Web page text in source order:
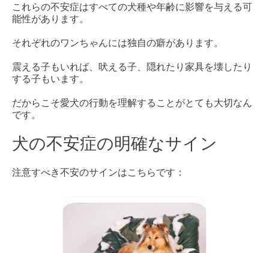
これらの不安症はすべての犬種や年齢に影響を与える可
能性があります。
それぞれのワンちゃんには独自の癖があります。
震える子もいれば、吠える子、隠れたり家具を壊したり
する子もいます。
だからこそ愛犬の行動を理解することがとても大切なん
です。
犬の不安症の明確なサイン
注意すべき不安のサインはこちらです：